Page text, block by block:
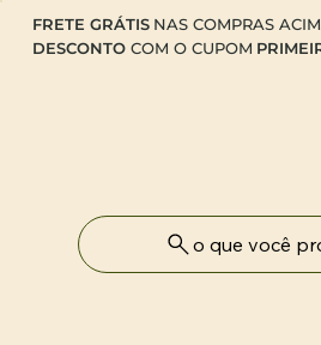
FRETE GRÁTIS NAS COMPRAS
DESCONTOCOM O CUPOM
o que você